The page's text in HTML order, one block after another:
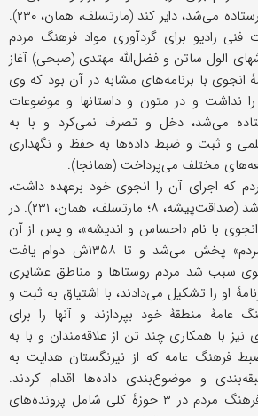
به خواستۀ او از همه‌جا فرستاده می‌شد، دایر کند (مارتسلف، همان، ۲۳۰).
فنی رادیو برای گردآوری مواد فرهنگ مردم
الول ساتن و فضل‌الله مهتدی (صبحی) آغاز
انجوی با برنامه‌های مشابه در آن بود که وی
نداشت و در متون و داستانها و موضوعات
می‌شد، دخل و تصرف نمی‌کرد و با به
و ثبت و ضبط داده‌ها به حفظ و نگهداری
مختلف می‌پرداخت (همانجا).
که اجرای آن را انجوی خود برعهده داشت،
در ۲۵ فروردین ۱۳۴۱ آغاز شد (صداقت‌پیشه، ۸؛ مارتسلف، همان، ۲۳۱). در
با نام «احساس و اندیشه»، و پس از آن
با نام «سفینۀ فرهنگ مردم» پخش می‌شد و تا ۱۳۵۸ش دوام یافت
سبب شد مردم روستاها و مناطق عشایری
او را تشکیل می‌دادند، با اشتیاق به ثبت و
عامۀ منطقۀ خود بپردازند و آنها را برای
نیز با همکاری چند تن از علاقه‌مندان و با به
فرهنگ عامه که از نیرنگستان هدایت به
و موضوع‌بندی داده‌ها اقدام کردند.
داده‌های گردآوری شدۀ فرهنگ مردم در ۳ حوزۀ کلی شامل پرونده‌های